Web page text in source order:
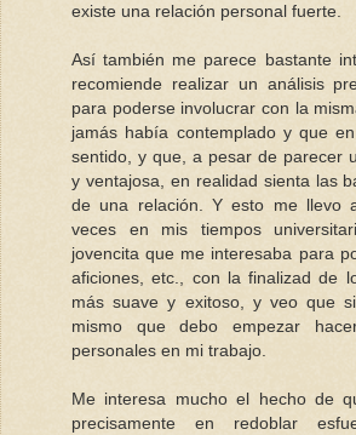
existe una relación personal fuerte.
Así también me parece bastante
recomiende realizar un análisis
para poderse involucrar con la
jamás había contemplado y que
sentido, y que, a pesar de parecer
y ventajosa, en realidad sienta las
de una relación. Y esto me llevo
veces en mis tiempos
jovencita que me interesaba para
aficiones, etc., con la finalizad de
más suave y exitoso, y veo que
mismo que debo empezar
personales en mi trabajo.
Me interesa mucho el hecho de
precisamente en redoblar